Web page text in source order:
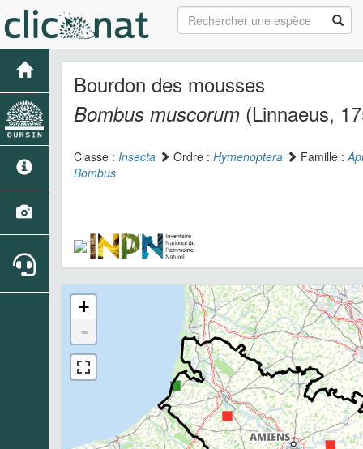
Bourdon des mousses
Bombus muscorum (Linnaeus,
Classe : Insecta Ordre : Hymenoptera Famille :
Bombus
+
-